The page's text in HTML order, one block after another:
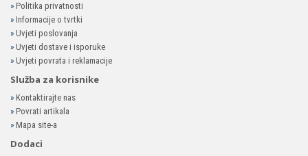
» Politika privatnosti
» Informacije o tvrtki
» Uvjeti poslovanja
» Uvjeti dostave i isporuke
» Uvjeti povrata i reklamacije
Služba za korisnike
» Kontaktirajte nas
» Povrati artikala
» Mapa site-a
Dodaci